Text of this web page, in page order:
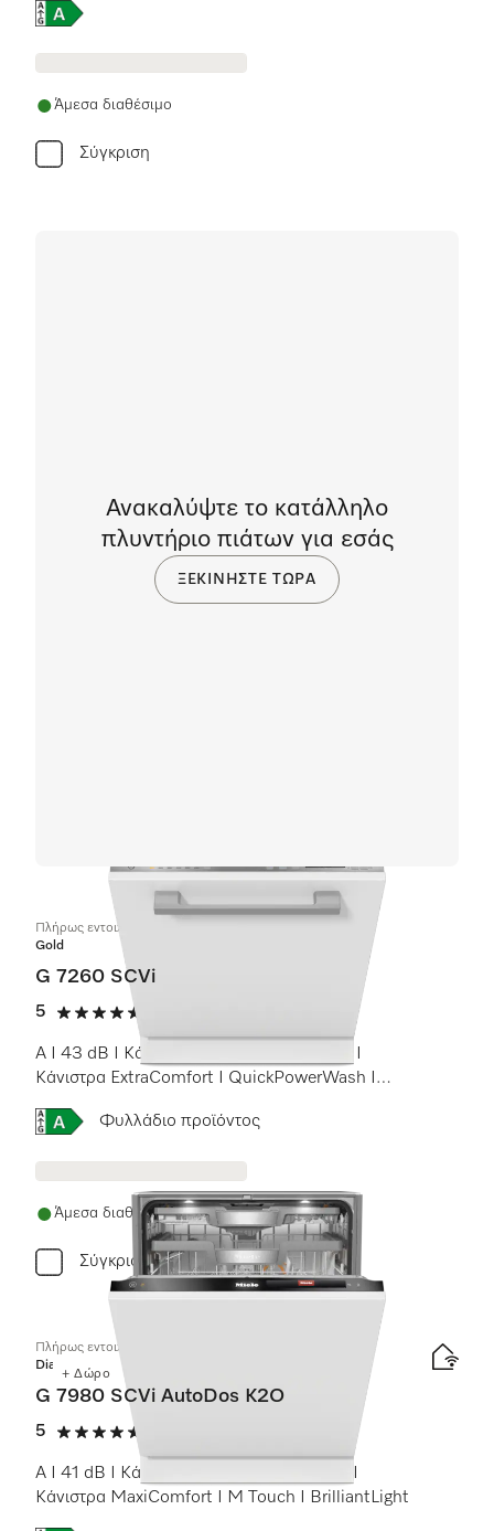
Online Label Flag, Ενεργειακή ετικέτα
Άμεσα διαθέσιμο
Σύγκριση
Πλήρως εντοιχιζόμενα πλυντήρια πιάτων
Gold
G 7260 SCVi
5
5 αστέρια από 5
A I 43 dB I Κάνιστρο για μαχαιροπίρουνα I
Κάνιστρα ExtraComfort I QuickPowerWash I
Online Label Flag, Ενεργειακή ετικέτα
Φυλλάδιο προϊόντος
Άμεσα διαθέσιμο
Σύγκριση
+ Δώρο
Πλήρως εντοιχιζόμενα πλυντήρια πιάτων
Diamond
G 7980 SCVi AutoDos K2O
5
5 αστέρια από 5
A I 41 dB I Κάνιστρο για μαχαιροπίρουνα I
Κάνιστρα MaxiComfort I M Touch I BrilliantLight
Ανακαλύψτε το κατάλληλο
πλυντήριο πιάτων για εσάς
ΞΕΚΙΝΗΣΤΕ ΤΩΡΑ